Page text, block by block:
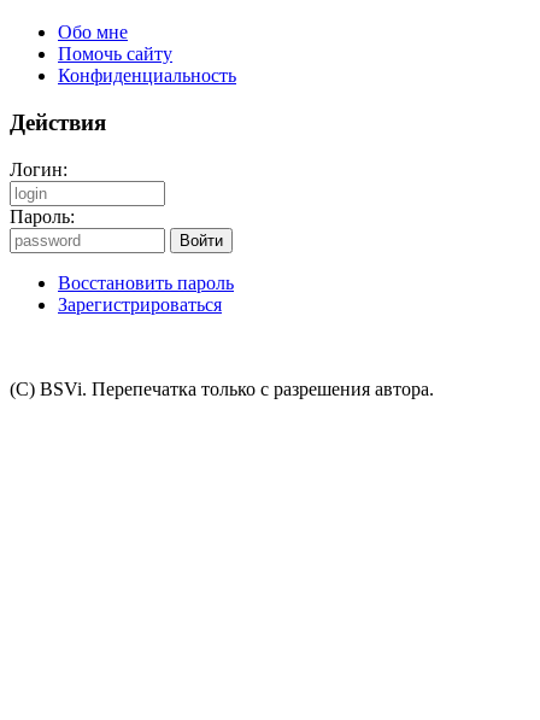
Обо мне
Помочь сайту
Конфиденциальность
Действия
Логин:
Пароль:
Восстановить пароль
Зарегистрироваться
(C) BSVi. Перепечатка только с разрешения автора.